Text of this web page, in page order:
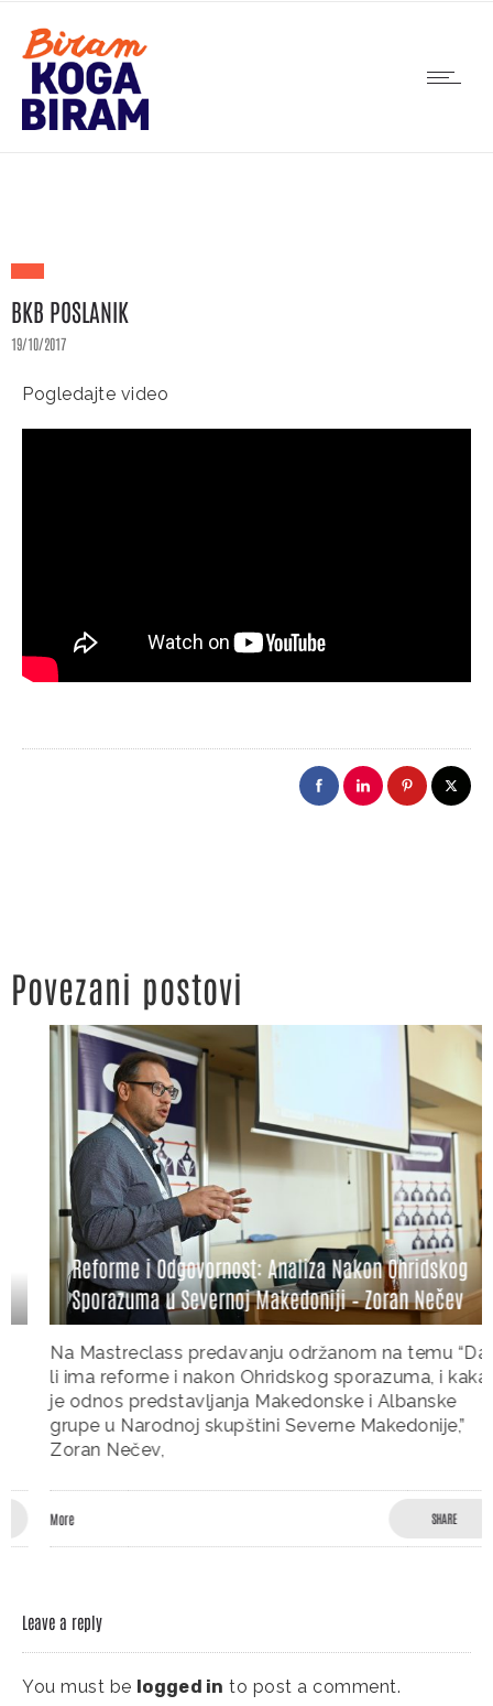
BKB POSLANIK
19/10/2017
Pogledajte video
Povezani postovi
Reforme i Odgovornost: Analiza Nakon Ohridskog
Sporazuma u Severnoj Makedoniji – Zoran Nečev
Na Mastreclass predavanju održanom na temu “Da
li ima reforme i nakon Ohridskog sporazuma, i kakav
je odnos predstavljanja Makedonske i Albanske
grupe u Narodnoj skupštini Severne Makedonije,”
Zoran Nečev,
Leave a reply
You must be logged in to post a comment.